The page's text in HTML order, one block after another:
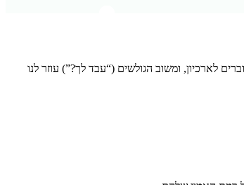
לארכיון, ומשוב הגולשים (“עבד לך?”) עוזר לנו